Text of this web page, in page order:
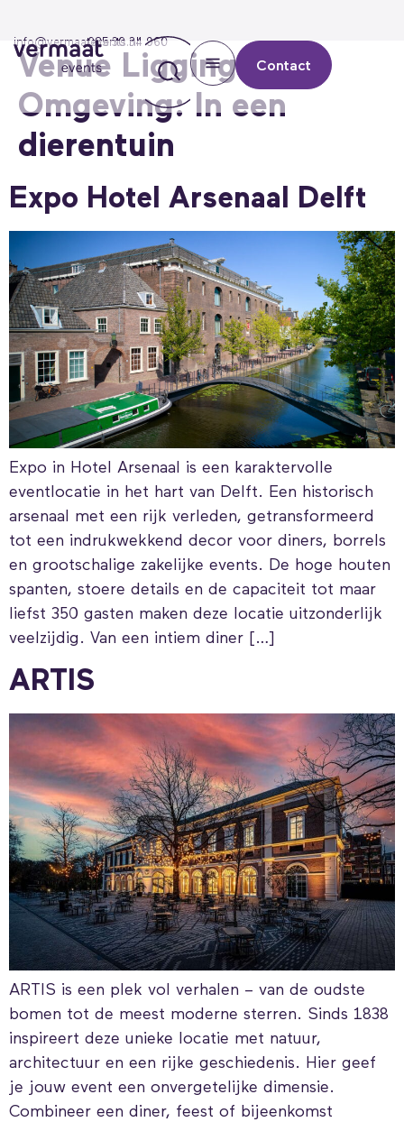
info@vermaatevents.nl
085 30 34 960
Contact
Venue Ligging &
Omgeving:In een
dierentuin
Expo Hotel Arsenaal Delft
Expo in Hotel Arsenaal is een karaktervolle
eventlocatie in het hart van Delft. Een historisch
arsenaal met een rijk verleden, getransformeerd
tot een indrukwekkend decor voor diners, borrels
en grootschalige zakelijke events. De hoge houten
spanten, stoere details en de capaciteit tot maar
liefst 350 gasten maken deze locatie uitzonderlijk
veelzijdig. Van een intiem diner […]
ARTIS
ARTIS is een plek vol verhalen – van de oudste
bomen tot de meest moderne sterren. Sinds 1838
inspireert deze unieke locatie met natuur,
architectuur en een rijke geschiedenis. Hier geef
je jouw event een onvergetelijke dimensie.
Combineer een diner, feest of bijeenkomst